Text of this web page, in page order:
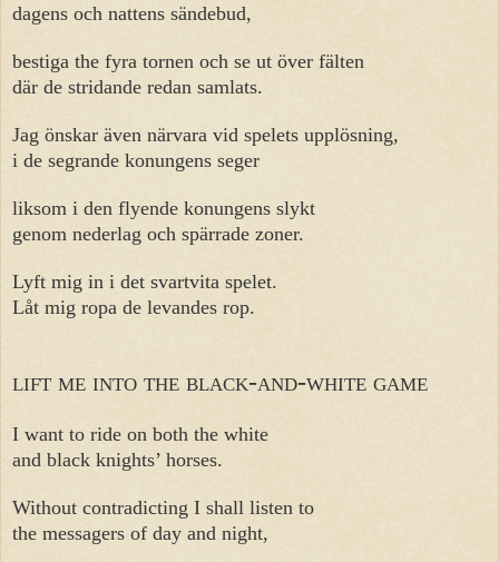
dagens och nattens sändebud,
bestiga the fyra tornen och se ut över fälten
där de stridande redan samlats.
Jag önskar även närvara vid spelets upplösning,
i de segrande konungens seger
liksom i den flyende konungens slykt
genom nederlag och spärrade zoner.
Lyft mig in i det svartvita spelet.
Låt mig ropa de levandes rop.
lift me into the black-and-white game
I want to ride on both the white
and black knights’ horses.
Without contradicting I shall listen to
the messagers of day and night,